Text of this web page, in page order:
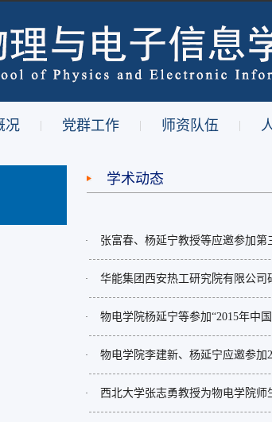
况 | 党群工作 | 师资队伍 |
学术动态
· 张富春、杨延宁教授等应邀参加
· 华能集团西安热工研究院有限公
· 物电学院杨延宁等参加“2015年中
· 物电学院李建新、杨延宁应邀参
· 西北大学张志勇教授为物电学院师